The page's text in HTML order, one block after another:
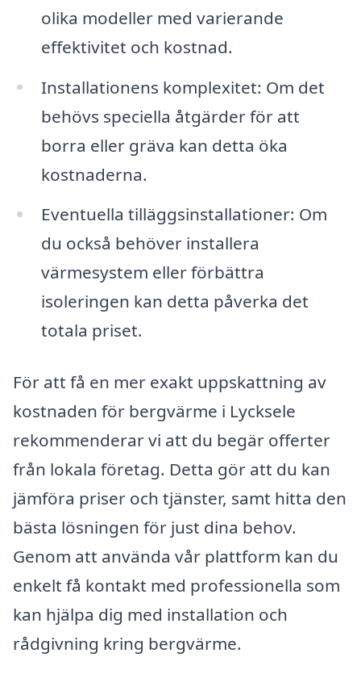
olika modeller med varierande
effektivitet och kostnad.
Installationens komplexitet: Om det
behövs speciella åtgärder för att
borra eller gräva kan detta öka
kostnaderna.
Eventuella tilläggsinstallationer: Om
du också behöver installera
värmesystem eller förbättra
isoleringen kan detta påverka det
totala priset.
För att få en mer exakt uppskattning av
kostnaden för bergvärme i Lycksele
rekommenderar vi att du begär offerter
från lokala företag. Detta gör att du kan
jämföra priser och tjänster, samt hitta den
bästa lösningen för just dina behov.
Genom att använda vår plattform kan du
enkelt få kontakt med professionella som
kan hjälpa dig med installation och
rådgivning kring bergvärme.